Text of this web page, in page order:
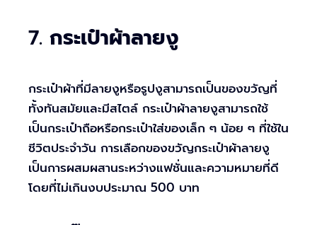
7. กระเป๋าผ้าลายงู
กระเป๋าผ้าที่มีลายงูหรือรูปงูสามารถเป็นของขวัญที่
ทั้งทันสมัยและมีสไตล์ กระเป๋าผ้าลายงูสามารถใช้
เป็นกระเป๋าถือหรือกระเป๋าใส่ของเล็ก ๆ น้อย ๆ ที่ใช้ใน
ชีวิตประจำวัน การเลือกของขวัญกระเป๋าผ้าลายงู
เป็นการผสมผสานระหว่างแฟชั่นและความหมายที่ดี
โดยที่ไม่เกินงบประมาณ 500 บาท